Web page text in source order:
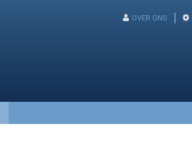
OVER ONS